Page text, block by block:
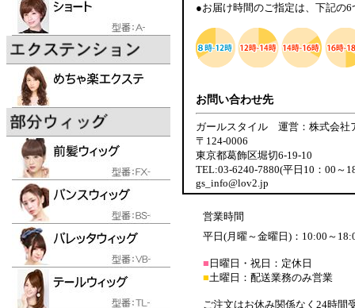
●お届け時間のご指定は、下記の
お問い合わせ先
ガールスタイル 運営：株式会社
〒124-0006
東京都葛飾区堀切6-19-10
TEL:03-6240-7880(平日10：00～
gs_info@lov2.jp
営業時間
平日(月曜～金曜日)：10:00～
■ 日曜日・祝日：定休日
■土曜日：配送業務のみ営業
ご注文はお休み関係なく24時間